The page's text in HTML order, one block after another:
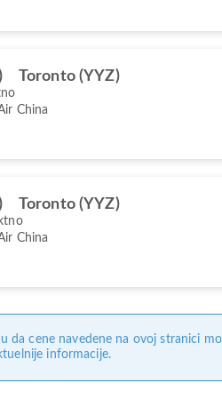
Toronto (YYZ)
China
Toronto (YYZ)
China
da cene navedene na ovoj stranici
informacije.